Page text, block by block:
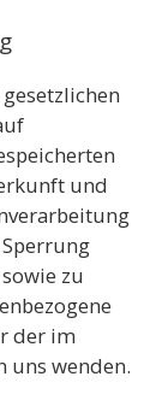
und
zu
der im
uns wenden.